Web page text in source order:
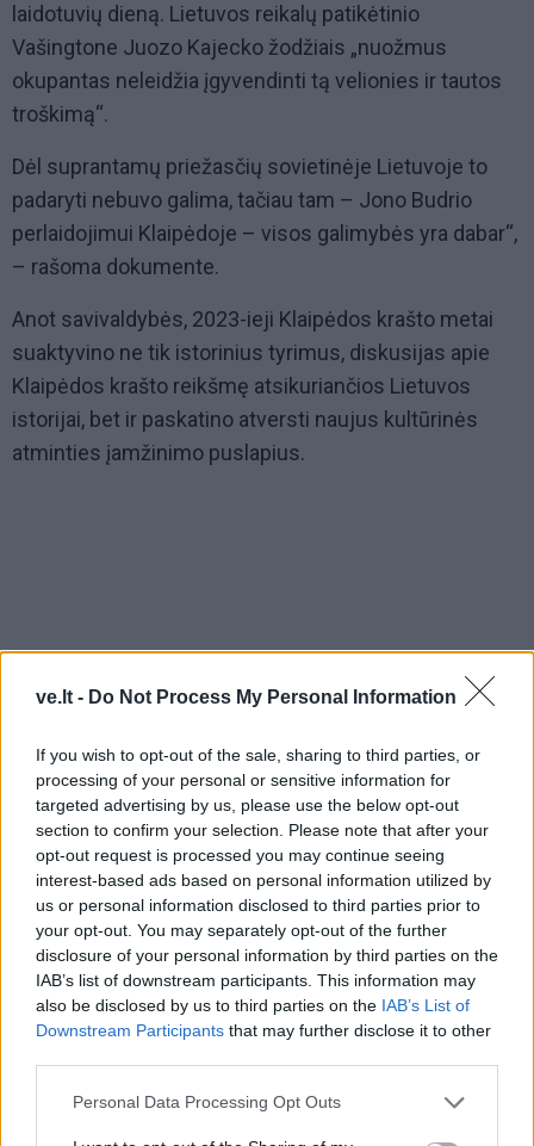
ve.lt - Do Not Process My Personal Information
If you wish to opt-out of the sale, sharing to third parties, or
processing of your personal or sensitive information for
targeted advertising by us, please use the below opt-out
section to confirm your selection. Please note that after your
opt-out request is processed you may continue seeing
interest-based ads based on personal information utilized by
us or personal information disclosed to third parties prior to
your opt-out. You may separately opt-out of the further
disclosure of your personal information by third parties on the
IAB’s list of downstream participants. This information may
also be disclosed by us to third parties on the IAB’s List of
Downstream Participants that may further disclose it to other
Personal Data Processing Opt Outs
laidotuvių dieną. Lietuvos reikalų patikėtinio
Vašingtone Juozo Kajecko žodžiais „nuožmus
okupantas neleidžia įgyvendinti tą velionies ir tautos
troškimą“.
Dėl suprantamų priežasčių sovietinėje Lietuvoje to
padaryti nebuvo galima, tačiau tam – Jono Budrio
perlaidojimui Klaipėdoje – visos galimybės yra dabar“,
– rašoma dokumente.
Anot savivaldybės, 2023-ieji Klaipėdos krašto metai
suaktyvino ne tik istorinius tyrimus, diskusijas apie
Klaipėdos krašto reikšmę atsikuriančios Lietuvos
istorijai, bet ir paskatino atversti naujus kultūrinės
atminties įamžinimo puslapius.
Tarp tokių Klaipėdos miesto bendruomenė mato ir
Jono Budrio ir jo žmonos urnų pergabenimą į Lietuvą
ir perlaidojimą Klaipėdoje.